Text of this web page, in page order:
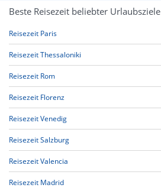
Beste Reisezeit beliebter Urlaubsziele
Reisezeit Paris
Reisezeit Thessaloniki
Reisezeit Rom
Reisezeit Florenz
Reisezeit Venedig
Reisezeit Salzburg
Reisezeit Valencia
Reisezeit Madrid